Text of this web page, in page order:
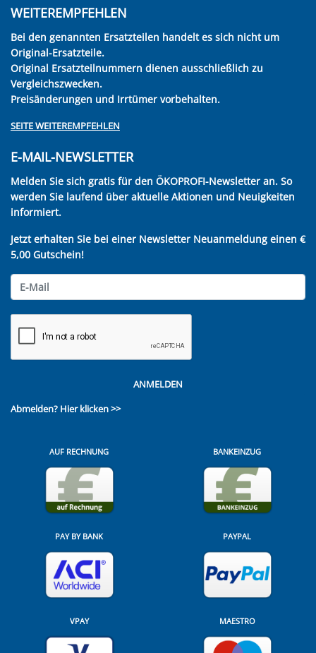
WEITEREMPFEHLEN
Bei den genannten Ersatzteilen handelt es sich nicht um
Original-Ersatzteile.
Original Ersatzteilnummern dienen ausschließlich zu
Vergleichszwecken.
Preisänderungen und Irrtümer vorbehalten.
SEITE WEITEREMPFEHLEN
E-MAIL-NEWSLETTER
Melden Sie sich gratis für den ÖKOPROFI-Newsletter an. So
werden Sie laufend über aktuelle Aktionen und Neuigkeiten
informiert.
Jetzt erhalten Sie bei einer Newsletter Neuanmeldung einen €
5,00 Gutschein!
ANMELDEN
Abmelden? Hier klicken >>
AUF RECHNUNG BANKEINZUG
PAY BY BANK PAYPAL
VPAY MAESTRO